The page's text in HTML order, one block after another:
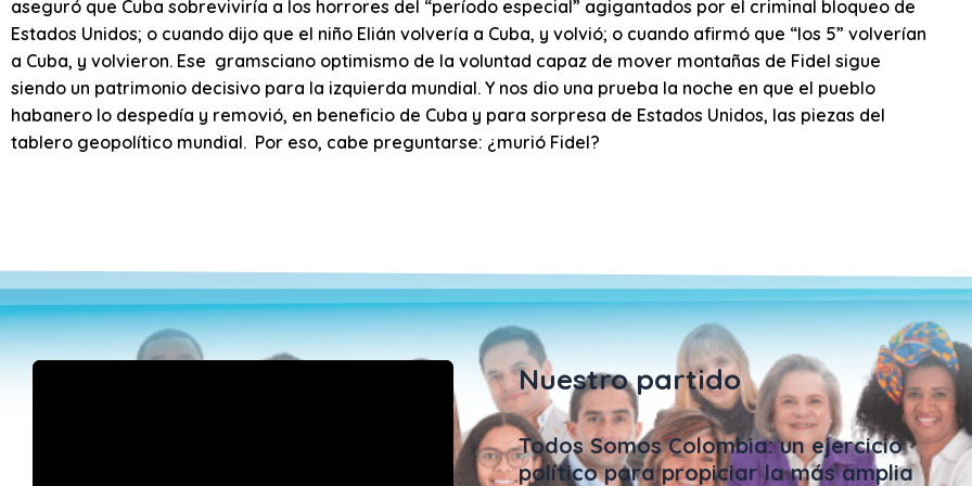
aseguró que Cuba sobreviviría a los horrores del “período especial” agigantados por el criminal bloqueo de
Estados Unidos; o cuando dijo que el niño Elián volvería a Cuba, y volvió; o cuando afirmó que “los 5” volverían
a Cuba, y volvieron. Ese gramsciano optimismo de la voluntad capaz de mover montañas de Fidel sigue
siendo un patrimonio decisivo para la izquierda mundial. Y nos dio una prueba la noche en que el pueblo
habanero lo despedía y removió, en beneficio de Cuba y para sorpresa de Estados Unidos, las piezas del
tablero geopolítico mundial. Por eso, cabe preguntarse: ¿murió Fidel?
Nuestro partido
Todos Somos Colombia: un ejercicio
político para propiciar la más amplia